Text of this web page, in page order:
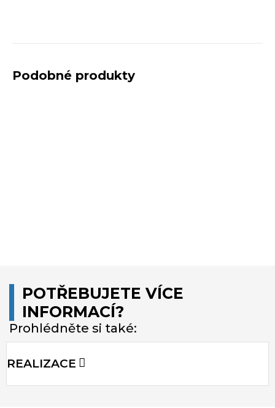
Podobné produkty
POTŘEBUJETE VÍCE
INFORMACÍ?
Prohlédněte si také:
REALIZACE